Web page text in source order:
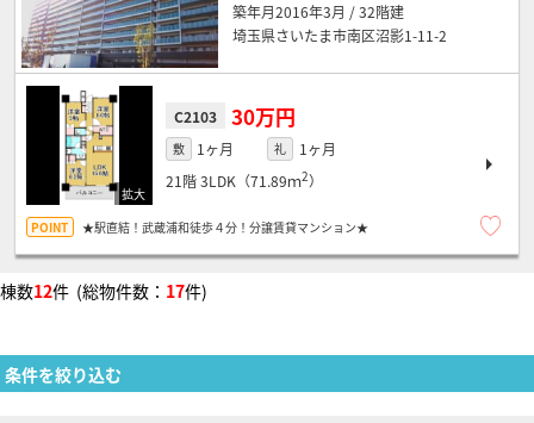
築年月2016年3月 / 32階建
埼玉県さいたま市南区沼影1-11-2
C2103 30万円
敷 1ヶ月 礼
1ヶ月
21階3LDK（71.89ｍ2）
★駅直結！武蔵浦和徒歩４分！分譲賃貸マンション★
棟数12件 (総物件数： 17件)
条件を絞り込む